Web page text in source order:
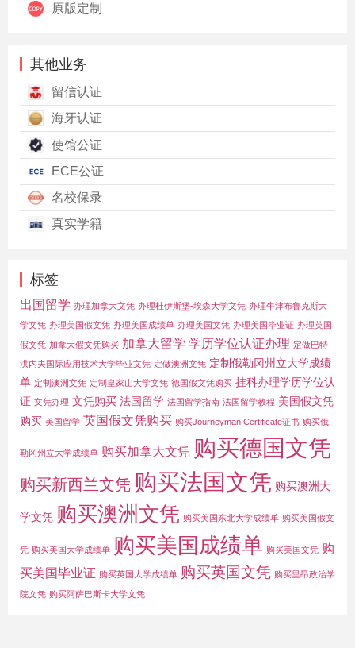
原版定制
其他业务
留信认证
海牙认证
使馆公证
ECE公证
名校保录
真实学籍
标签
出国留学 办理加拿大文凭 办理杜伊斯堡-埃森大学文凭 办理牛津布鲁克斯大
学文凭 办理美国假文凭 办理美国成绩单 办理美国文凭 办理美国毕业证 办理英国
假文凭 加拿大假文凭购买 加拿大留学 学历学位认证办理 定做巴特
洪内夫国际应用技术大学毕业文凭 定做澳洲文凭 定制俄勒冈州立大学成绩
单 定制澳洲文凭 定制皇家山大学文凭 德国假文凭购买 挂科办理学历学位认
证 文凭办理 文凭购买 法国留学 法国留学指南 法国留学教程 美国假文凭
购买 美国留学 英国假文凭购买 购买Journeyman Certificate证书 购买俄
勒冈州立大学成绩单 购买加拿大文凭 购买德国文凭
购买新西兰文凭 购买法国文凭 购买澳洲大
学文凭 购买澳洲文凭 购买美国东北大学成绩单 购买美国假文
凭 购买美国大学成绩单 购买美国成绩单 购买美国文凭 购
买美国毕业证 购买英国大学成绩单 购买英国文凭 购买里昂政治学
院文凭 购买阿萨巴斯卡大学文凭